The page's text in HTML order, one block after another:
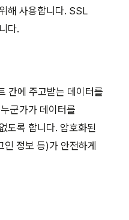
해 사용합니다. SSL
다.
간에 주고받는 데이터를
군가가 데이터를
도록 합니다. 암호화된
인 정보 등)가 안전하게